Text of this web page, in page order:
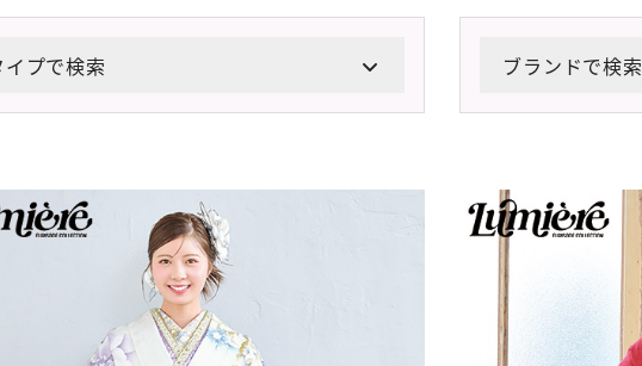
イプで検索 ブランドで検索